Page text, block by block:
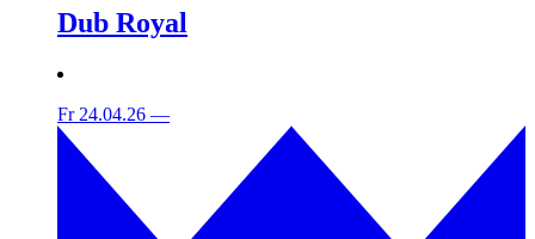
Dub Royal
Fr 24.04.26 —